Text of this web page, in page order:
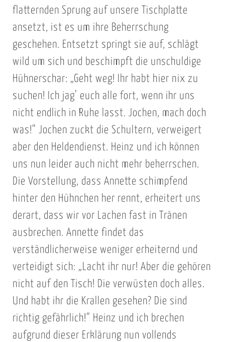
flatternden Sprung auf unsere Tischplatte
ansetzt, ist es um ihre Beherrschung
geschehen. Entsetzt springt sie auf, schlägt
wild um sich und beschimpft die unschuldige
Hühnerschar: „Geht weg! Ihr habt hier nix zu
suchen! Ich jag’ euch alle fort, wenn ihr uns
nicht endlich in Ruhe lasst. Jochen, mach doch
was!“ Jochen zuckt die Schultern, verweigert
aber den Heldendienst. Heinz und ich können
uns nun leider auch nicht mehr beherrschen.
Die Vorstellung, dass Annette schimpfend
hinter den Hühnchen her rennt, erheitert uns
derart, dass wir vor Lachen fast in Tränen
ausbrechen. Annette findet das
verständlicherweise weniger erheiternd und
verteidigt sich: „Lacht ihr nur! Aber die gehören
nicht auf den Tisch! Die verwüsten doch alles.
Und habt ihr die Krallen gesehen? Die sind
richtig gefährlich!“ Heinz und ich brechen
aufgrund dieser Erklärung nun vollends